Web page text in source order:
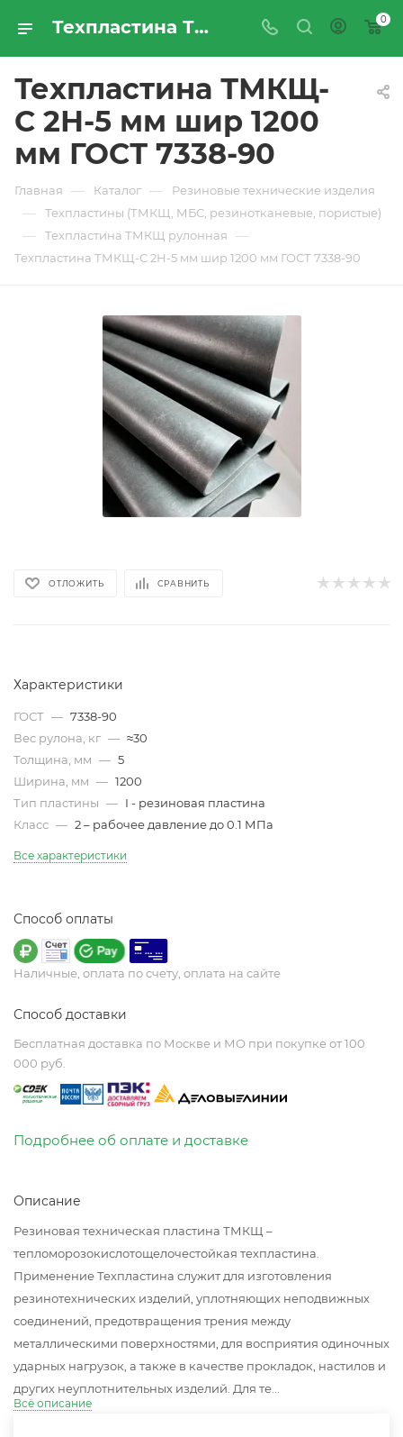
Техпластина ТМКЩ-С 2Н-5 мм шир 1200 мм ГОСТ 7338-90 - купить по цене производителя с доставкой по Москве и России | ПРОМРЕСУРССЕРВИС 0
Техпластина ТМКЩ-
С 2Н-5 мм шир 1200
мм ГОСТ 7338-90
Главная — Каталог — Резиновые технические изделия
— Техпластины (ТМКЩ, МБС, резинотканевые, пористые)
— Техпластина ТМКЩ рулонная —
Техпластина ТМКЩ-С 2Н-5 мм шир 1200 мм ГОСТ 7338-90
ОТЛОЖИТЬ СРАВНИТЬ
Характеристики
ГОСТ — 7338-90
Вес рулона, кг — ≈30
Толщина, мм — 5
Ширина, мм — 1200
Тип пластины — I - резиновая пластина
Класс — 2 – рабочее давление до 0.1 МПа
Все характеристики
Способ оплаты
Наличные, оплата по счету, оплата на сайте
Способ доставки
Бесплатная доставка по Москве и МО при покупке от 100
000 руб.
Подробнее об оплате и доставке
Описание
Резиновая техническая пластина ТМКЩ –
тепломорозокислотощелочестойкая техпластина.
Применение Техпластина служит для изготовления
резинотехнических изделий, уплотняющих неподвижных
соединений, предотвращения трения между
металлическими поверхностями, для восприятия одиночных
ударных нагрузок, а также в качестве прокладок, настилов и
других неуплотнительных изделий. Для те...
Всё описание